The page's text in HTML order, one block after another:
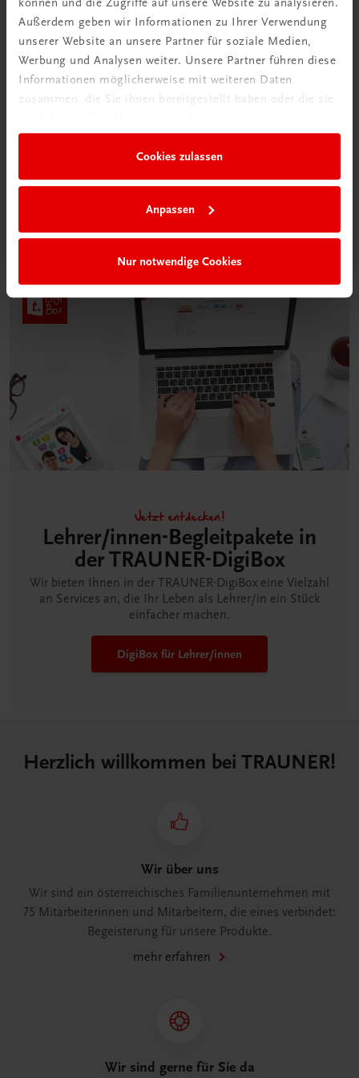
Außerdem geben wir Informationen zu Ihrer Verwendung
unserer Website an unsere Partner für soziale Medien,
Werbung und Analysen weiter. Unsere Partner führen diese
Informationen möglicherweise mit weiteren Daten
zusammen, die Sie ihnen bereitgestellt haben oder die sie
Cookies zulassen
Anpassen
Nur notwendige Cookies
Klassenzimmer“
Jetzt entdecken!
Lehrer/innen-Begleitpakete in
der TRAUNER-DigiBox
Wir bieten Ihnen in der TRAUNER-DigiBox eine Vielzahl
an Services an, die Ihr Leben als Lehrer/in ein Stück
einfacher machen.
DigiBox für Lehrer/innen
Herzlich willkommen bei TRAUNER!
Wir über uns
Wir sind ein österreichisches Familienunternehmen mit
75 Mitarbeiterinnen und Mitarbeitern, die eines verbindet:
Begeisterung für unsere Produkte.
mehr erfahren
Wir sind gerne für Sie da